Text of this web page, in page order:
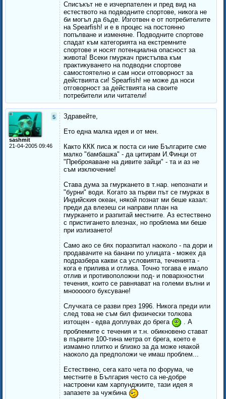
Списъкът не е изчерпателен и пред вид на
естеството на подводните спортове, никога не
би могъл да бъде. Изготвен е от потребителите
на Spearfish! и е в процес на постоянно
попълване и изменяне. Подводните спортове
спадат към категорията на екстремните
спортове и носят потенциална опасност за
живота! Всеки гмуркач пристъпва към
практикуването на подводни спортове
самостоятелно и сам носи отговорност за
действията си! Spearfish! не може да носи
отговорност за действията на своите
потребители или читатели!
5
sashmit
21-04-2005 09:46
Здравейте,
Ето една малка идея и от мен.
Както ККК писа ж поста си ние Българите сме
малко "бамбашка" - да цитирам И.Финци от
"Преброяаване на дивите зайци" - та и аз не
съм изключение!
Става дума за гмуркането в т.нар. непознати и
"бурни" води. Когато за първи път се гмурках в
Индийския океан, някой познат ми беше казал:
преди да влезеш си направи план на
гмуркането и разпитай местните. Аз естествено
с пристигането влезнах, но проблема ми беше
при излизането!
Само ако се бях поразпитал наоколо - па дори и
продавачите на банани по улицата - можех да
подразбера какви са условията, теченията -
кога е прилива и отлива. Точно тогава е имало
отлив и противоположни под- и повархностни
течения, които се равняават на големи вълни и
мнооооого буксуване!
Случката се разви през 1996. Никога преди или
след това не съм бил физически толкова
изтощен - едва доплувах до брега
. А
проблемите с течения и т.н. обикновено стават
в първите 100-тина метра от брега, което е
измамно плитко и близко за да може няакой
наоколо да предположи че имаш проблем...
Естествено, сега като чета по форума, че
местните в България често са не-добре
настроени кам харпунджиите, тази идея я
запазете за чужбина